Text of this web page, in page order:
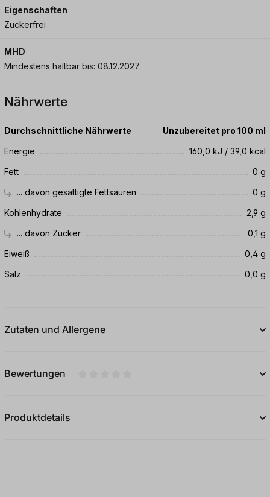
Eigenschaften
Zuckerfrei
MHD
Mindestens haltbar bis: 08.12.2027
Nährwerte
Durchschnittliche Nährwerte
Unzubereitet pro 100 ml
Energie
160,0 kJ / 39,0 kcal
Fett
0 g
... davon gesättigte Fettsäuren
0 g
Kohlenhydrate
2,9 g
... davon Zucker
0,1 g
Eiweiß
0,4 g
Salz
0,0 g
Zutaten und Allergene
Bewertungen
Produktdetails